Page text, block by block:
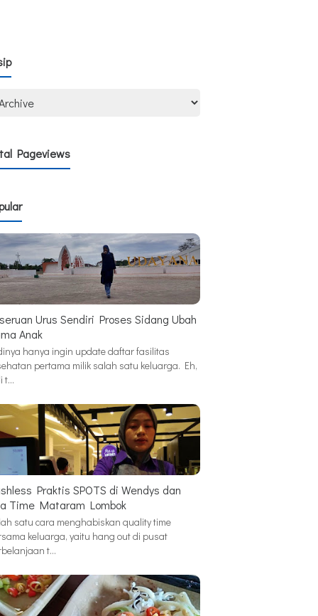
Pageviews
Urus Sendiri Proses Sidang Ubah
Anak
hanya ingin update daftar fasilitas
pertama milik salah satu keluarga. Eh,
t…
Praktis SPOTS di Wendys dan
Time Mataram Lombok
satu cara menghabiskan quality time
keluarga, yaitu hang out di pusat
t…